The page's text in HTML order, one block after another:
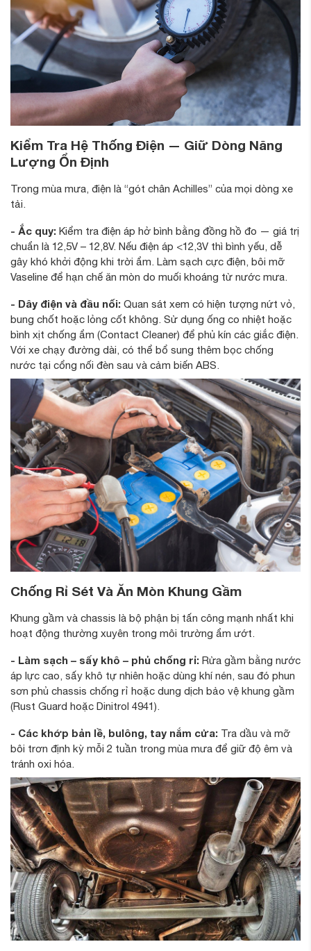
Kiểm Tra Hệ Thống Điện — Giữ Dòng Năng
Lượng Ổn Định
Trong mùa mưa, điện là “gót chân Achilles” của mọi dòng xe
tải.
- Ắc quy: Kiểm tra điện áp hở bình bằng đồng hồ đo — giá trị
chuẩn là 12,5V – 12,8V. Nếu điện áp <12,3V thì bình yếu, dễ
gây khó khởi động khi trời ẩm. Làm sạch cực điện, bôi mỡ
Vaseline để hạn chế ăn mòn do muối khoáng từ nước mưa.
- Dây điện và đầu nối: Quan sát xem có hiện tượng nứt vỏ,
bung chốt hoặc lỏng cốt không. Sử dụng ống co nhiệt hoặc
bình xịt chống ẩm (Contact Cleaner) để phủ kín các giắc điện.
Với xe chạy đường dài, có thể bổ sung thêm bọc chống
nước tại cổng nối đèn sau và cảm biến ABS.
Chống Rỉ Sét Và Ăn Mòn Khung Gầm
Khung gầm và chassis là bộ phận bị tấn công mạnh nhất khi
hoạt động thường xuyên trong môi trường ẩm ướt.
- Làm sạch – sấy khô – phủ chống rỉ: Rửa gầm bằng nước
áp lực cao, sấy khô tự nhiên hoặc dùng khí nén, sau đó phun
sơn phủ chassis chống rỉ hoặc dung dịch bảo vệ khung gầm
(Rust Guard hoặc Dinitrol 4941).
- Các khớp bản lề, bulông, tay nắm cửa: Tra dầu và mỡ
bôi trơn định kỳ mỗi 2 tuần trong mùa mưa để giữ độ êm và
tránh oxi hóa.